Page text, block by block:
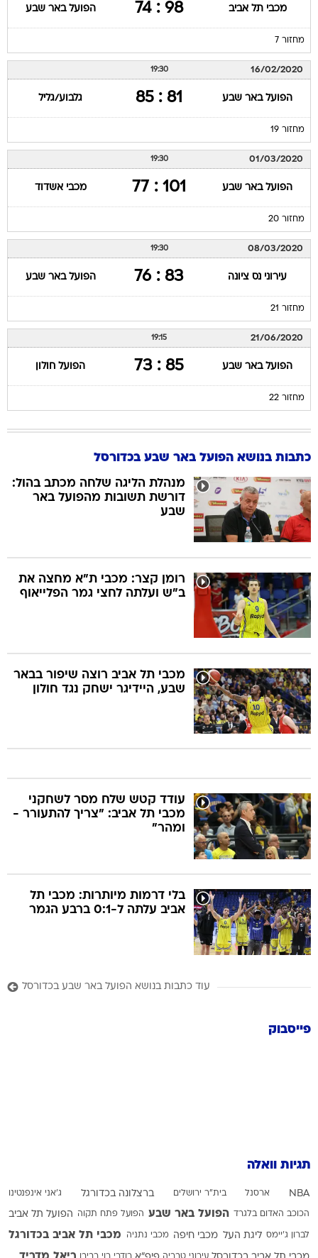
מכבי תל אביב 98 : 74 הפועל באר שבע
מחזור 7
16/02/2020
19:30
הפועל באר שבע 81 : 85 גלבוע/גליל
מחזור 19
01/03/2020
19:30
הפועל באר שבע 101 : 77 מכבי אשדוד
מחזור 20
08/03/2020
19:30
עירוני נס ציונה 83 : 76 הפועל באר שבע
מחזור 21
21/06/2020
19:15
הפועל באר שבע 85 : 73 הפועל חולון
מחזור 22
כתבות בנושא הפועל באר שבע בכדורסל
מנהלת הליגה שלחה מכתב בהול:
דורשת תשובות מהפועל באר
שבע
רומן קצר: מכבי ת"א מחצה את
ב"ש ועלתה לחצי גמר הפלייאוף
מכבי תל אביב רוצה שיפור בבאר
שבע, היידיגר ישחק נגד חולון
עודד קטש שלח מסר לשחקני
מכבי תל אביב: "צריך להתעורר -
ומהר"
בלי דרמות מיותרות: מכבי תל
אביב עלתה ל-0:1 ברבע הגמר
עוד כתבות בנושא הפועל באר שבע בכדורסל
פייסבוק
תגיות וואלה
NBA ארסנל בית"ר ירושלים ברצלונה בכדורגל ג'אני אינפנטינו
הכוכב האדום בלגרד הפועל באר שבע הפועל פתח תקוה הפועל תל אביב
לברון ג'יימס ליגת העל מכבי חיפה מכבי נתניה מכבי תל אביב בכדורגל
עירוני טבריה רודרי רוי רביבו